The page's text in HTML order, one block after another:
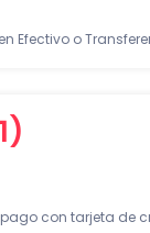
Efectivo o
con tarjeta de